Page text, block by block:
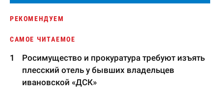
РЕКОМЕНДУЕМ
САМОЕ ЧИТАЕМОЕ
Росимущество и прокуратура требуют изъять
плесский отель у бывших владельцев
ивановской «ДСК»